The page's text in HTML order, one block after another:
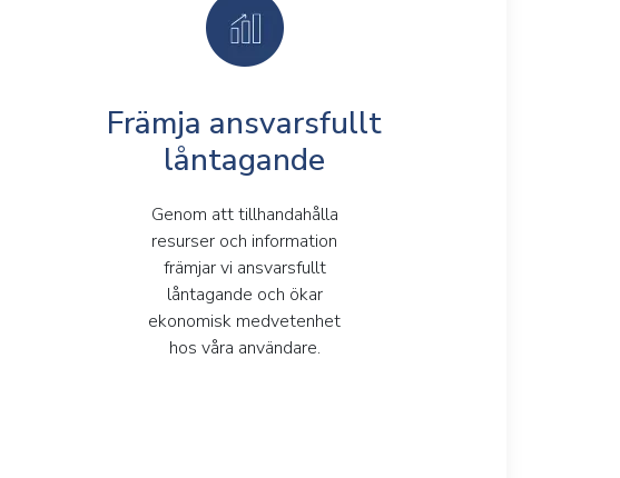
Främja ansvarsfullt
låntagande
Genom att tillhandahålla
resurser och information
främjar vi ansvarsfullt
låntagande och ökar
ekonomisk medvetenhet
hos våra användare.